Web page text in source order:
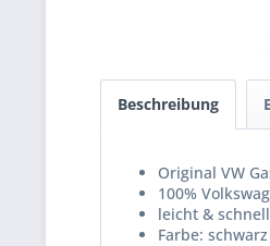
Beschreibung
Original VW
100%
leicht &
Farbe: schwarz